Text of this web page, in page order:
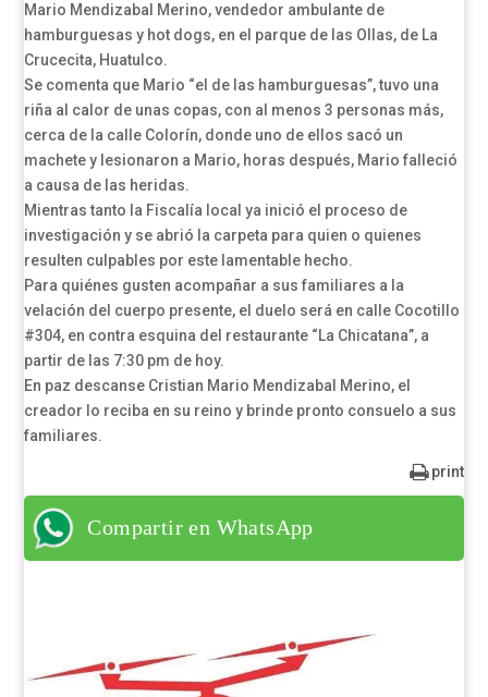
Mario Mendizabal Merino, vendedor ambulante de
hamburguesas y hot dogs, en el parque de las Ollas, de La
Crucecita, Huatulco.
Se comenta que Mario “el de las hamburguesas”, tuvo una
riña al calor de unas copas, con al menos 3 personas más,
cerca de la calle Colorín, donde uno de ellos sacó un
machete y lesionaron a Mario, horas después, Mario falleció
a causa de las heridas.
Mientras tanto la Fiscalía local ya inició el proceso de
investigación y se abrió la carpeta para quien o quienes
resulten culpables por este lamentable hecho.
Para quiénes gusten acompañar a sus familiares a la
velación del cuerpo presente, el duelo será en calle Cocotillo
#304, en contra esquina del restaurante “La Chicatana”, a
partir de las 7:30 pm de hoy.
En paz descanse Cristian Mario Mendizabal Merino, el
creador lo reciba en su reino y brinde pronto consuelo a sus
familiares.
print
Compartir en WhatsApp